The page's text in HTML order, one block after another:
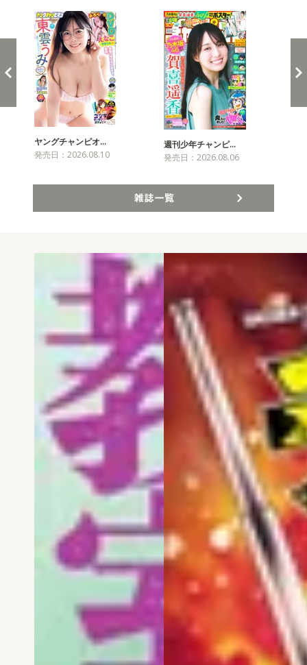
ヤングチャンピオ…
発売日：2026.08.10
週刊少年チャンピ…
発売日：2026.08.06